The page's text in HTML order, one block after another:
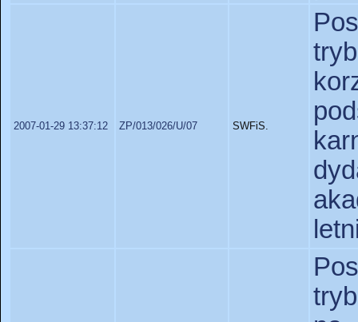
2007-01-29 13:37:12 ZP/013/026/U/07 SWFiS.